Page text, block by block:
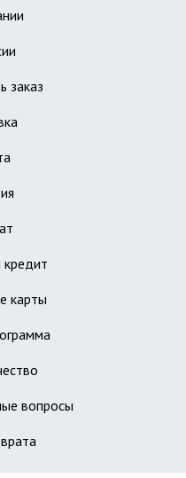
заказ
кредит
карты
вопросы